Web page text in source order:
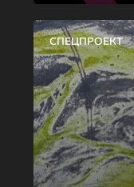
СПЕЦПРОЕКТ